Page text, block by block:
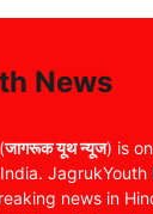
News
जागरूक यूथ न्यूज) is
news in